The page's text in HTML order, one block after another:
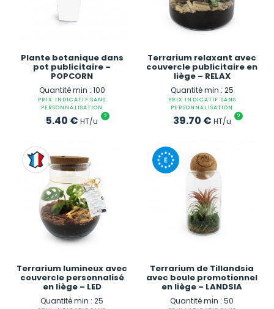
Plante botanique dans
pot publicitaire –
POPCORN
Quantité min : 100
PRIX INDICATIF SANS
PERSONNALISATION
5.40 € HT/u ?
Terrarium relaxant avec
couvercle publicitaire en
liège – RELAX
Quantité min : 25
PRIX INDICATIF SANS
PERSONNALISATION
39.70 € HT/u ?
Terrarium lumineux avec
couvercle personnalisé
en liège – LED
Quantité min : 25
Terrarium de Tillandsia
avec boule promotionnel
en liège – LANDSIA
Quantité min : 50